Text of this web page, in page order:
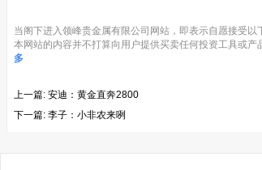
当阁下进入领峰贵金属有限公司网站，即表示自愿接受以
本网站的内容并不打算向用户提供买卖任何投资工具或产
多
上一篇: 安迪：黄金直奔2800
下一篇: 李子：小非农来咧